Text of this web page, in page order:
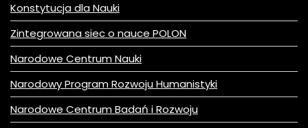
Konstytucja dla Nauki
Zintegrowana siec o nauce POLON
Narodowe Centrum Nauki
Narodowy Program Rozwoju Humanistyki
Narodowe Centrum Badań i Rozwoju